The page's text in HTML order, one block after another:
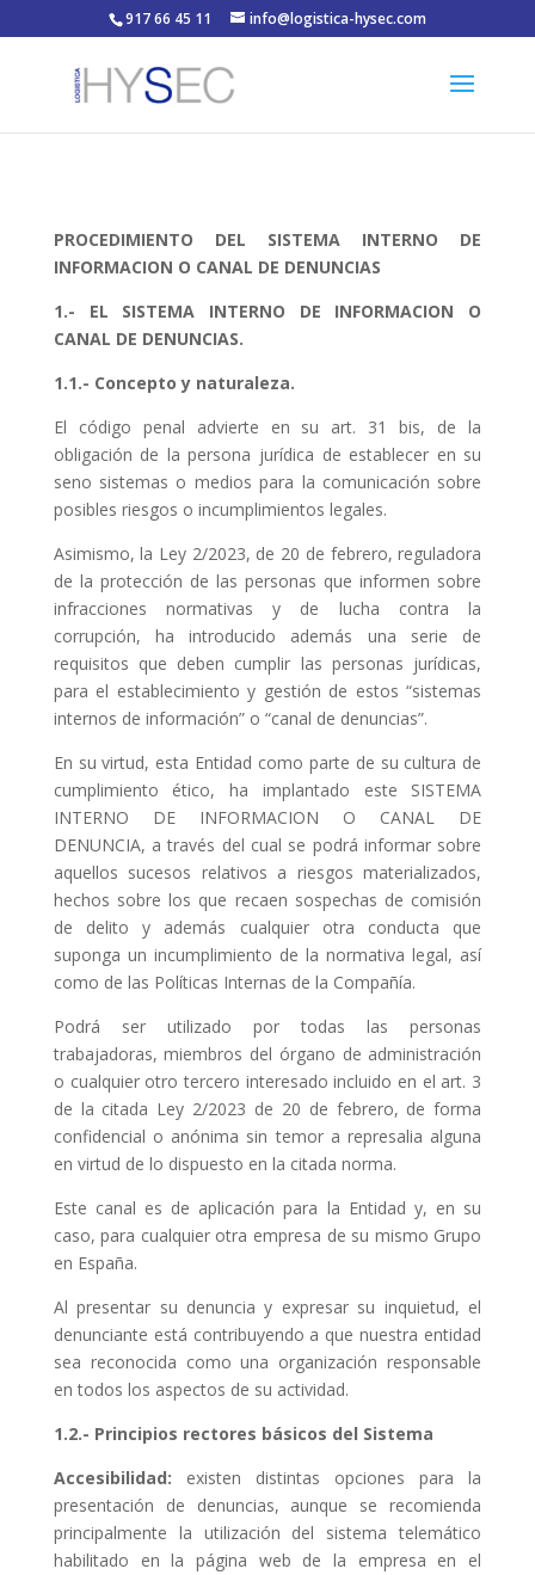
917 66 45 11 info@logistica-hysec.com
PROCEDIMIENTO DEL SISTEMA INTERNO DE
INFORMACION O CANAL DE DENUNCIAS
1.- EL SISTEMA INTERNO DE INFORMACION O
CANAL DE DENUNCIAS.
1.1.- Concepto y naturaleza.
El código penal advierte en su art. 31 bis, de la
obligación de la persona jurídica de establecer en su
seno sistemas o medios para la comunicación sobre
posibles riesgos o incumplimientos legales.
Asimismo, la Ley 2/2023, de 20 de febrero, reguladora
de la protección de las personas que informen sobre
infracciones normativas y de lucha contra la
corrupción, ha introducido además una serie de
requisitos que deben cumplir las personas jurídicas,
para el establecimiento y gestión de estos “sistemas
internos de información” o “canal de denuncias”.
En su virtud, esta Entidad como parte de su cultura de
cumplimiento ético, ha implantado este SISTEMA
INTERNO DE INFORMACION O CANAL DE
DENUNCIA, a través del cual se podrá informar sobre
aquellos sucesos relativos a riesgos materializados,
hechos sobre los que recaen sospechas de comisión
de delito y además cualquier otra conducta que
suponga un incumplimiento de la normativa legal, así
como de las Políticas Internas de la Compañía.
Podrá ser utilizado por todas las personas
trabajadoras, miembros del órgano de administración
o cualquier otro tercero interesado incluido en el art. 3
de la citada Ley 2/2023 de 20 de febrero, de forma
confidencial o anónima sin temor a represalia alguna
en virtud de lo dispuesto en la citada norma.
Este canal es de aplicación para la Entidad y, en su
caso, para cualquier otra empresa de su mismo Grupo
en España.
Al presentar su denuncia y expresar su inquietud, el
denunciante está contribuyendo a que nuestra entidad
sea reconocida como una organización responsable
en todos los aspectos de su actividad.
1.2.- Principios rectores básicos del Sistema
Accesibilidad: existen distintas opciones para la
presentación de denuncias, aunque se recomienda
principalmente la utilización del sistema telemático
habilitado en la página web de la empresa en el